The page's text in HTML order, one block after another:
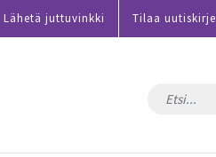
Lähetä juttuvinkki Tilaa uutiskirje